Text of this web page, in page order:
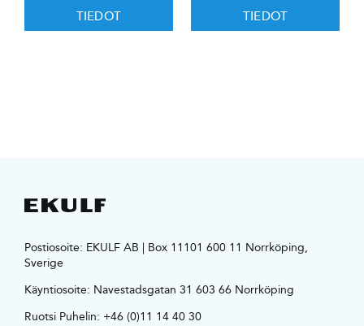
TIEDOT TIEDOT
Postiosoite: EKULF AB | Box 11101 600 11 Norrköping,
Sverige
Käyntiosoite: Navestadsgatan 31 603 66 Norrköping
Ruotsi Puhelin: +46 (0)11 14 40 30